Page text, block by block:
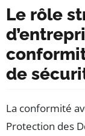
Le rôle
de
La conformité
Protection des